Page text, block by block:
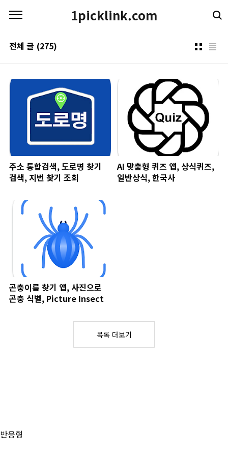
1picklink.com
전체 글 (275)
주소 통합검색, 도로명 찾기
검색, 지번 찾기 조회
AI 맞춤형 퀴즈 앱, 상식퀴즈,
일반상식, 한국사
곤충이름 찾기 앱, 사진으로
곤충 식별, Picture Insect
목록 더보기
반응형